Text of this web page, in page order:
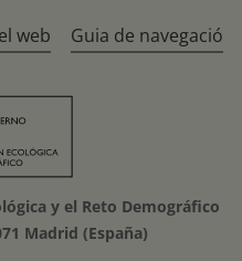
web Guia de navegació
y el Reto Demográfico
Madrid (España)